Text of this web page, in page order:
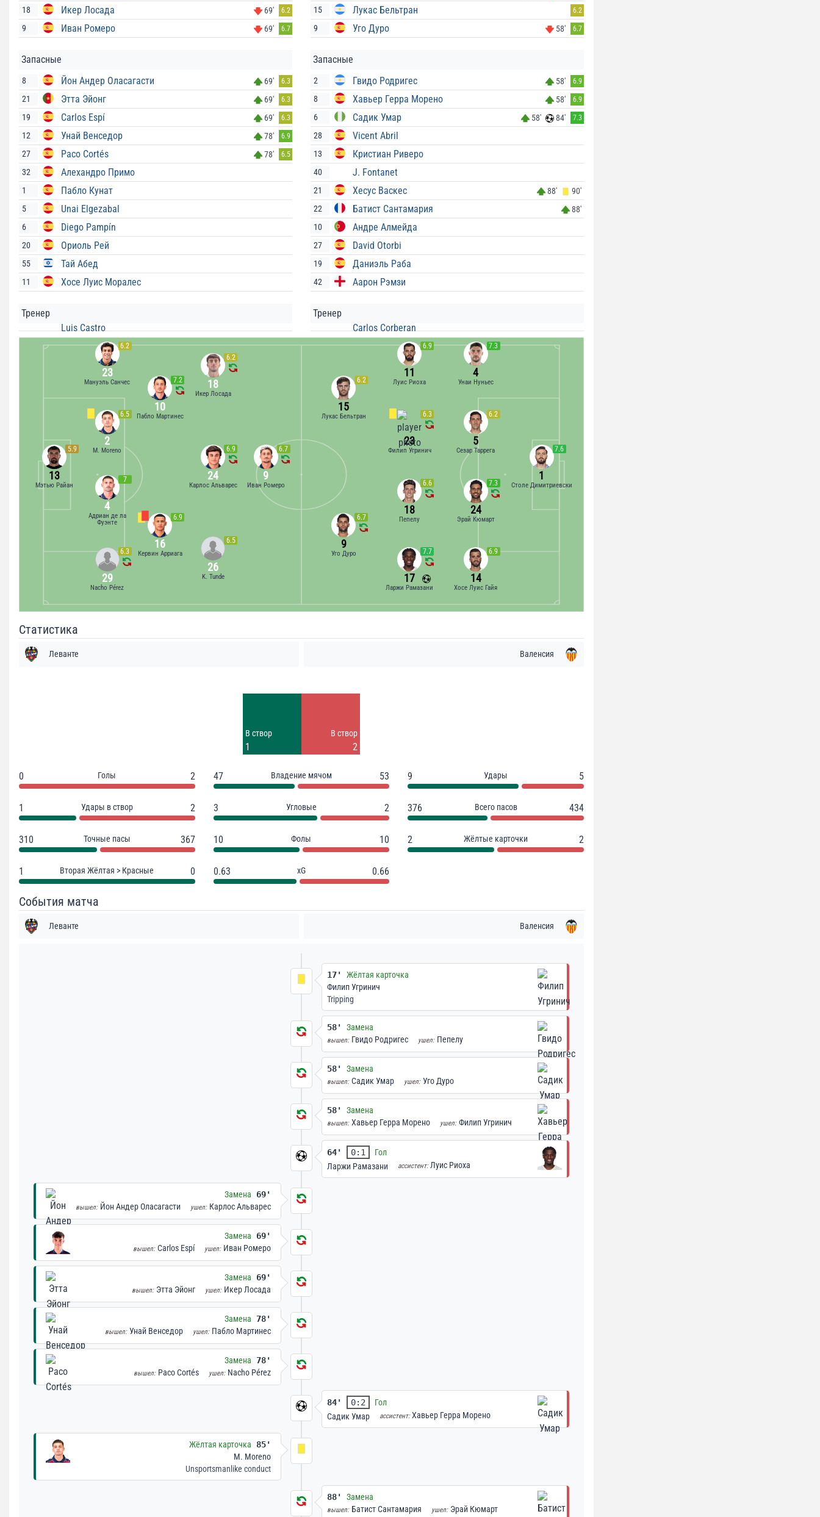
18 Икер Лосада 69' 6.2
9 Иван Ромеро 69' 6.7
Запасные
8 Йон Андер Оласагасти 69' 6.3
21 Этта Эйонг 69' 6.3
19 Carlos Espí 69' 6.3
12 Унай Венседор 78' 6.9
27 Paco Cortés 78' 6.5
32 Алехандро Примо
1 Пабло Кунат
5 Unai Elgezabal
6 Diego Pampín
20 Ориоль Рей
55 Тай Абед
11 Хосе Луис Моралес
Тренер
Luis Castro
15 Лукас Бельтран 6.2
9 Уго Дуро 58' 6.7
Запасные
2 Гвидо Родригес 58' 6.9
8 Хавьер Герра Морено 58' 6.9
6 Садик Умар 58' 84' 7.3
28 Vicent Abril
13 Кристиан Риверо
40 J. Fontanet
21 Хесус Васкес 88'
90'
22
Батист Сантамария
88'
10
Андре Алмейда
27 David Otorbi
19 Даниэль Раба
42 Аарон Рэмзи
Тренер
Carlos Corberan
5.9
13
Мэтью Райан
6.2
23
Мануэль Санчес
6.5
2
M. Moreno
7
4
Адриан де ла
Фуэнте
6.3
29
Nacho Pérez
7.2
10
Пабло Мартинес
6.9
16
Кервин Арриага
6.2
18
Икер Лосада
6.9
24
Карлос Альварес
6.5
26
K. Tunde
6.7
9
Иван Ромеро
7.6
1
Столе Димитриевски
6.9
14
Хосе Луис Гайя
7.3
24
Эрай Кюмарт
6.2
5
Сезар Таррега
7.3
4
Унаи Нуньес
7.7
17
Ларжи Рамазани
6.6
18
Пепелу
6.3
23
Филип Угринич
6.9
11
Луис Риоха
6.7
9
Уго Дуро
6.2
15
Лукас Бельтран
Статистика
Леванте Валенсия
В створ
1
В створ
2
0 Голы 2 47 Владение мячом 53 9 Удары 5
1 Удары в створ 2 3 Угловые 2 376 Всего пасов 434
310 Точные пасы 367 10 Фолы 10 2 Жёлтые карточки 2
1 Вторая Жёлтая > Красные 0 0.63 xG 0.66
События матча
Леванте Валенсия
17'
Жёлтая карточка
Филип Угринич
Tripping
58' Замена
вышел: Гвидо Родригес ушел: Пепелу
58' Замена
вышел: Садик Умар ушел: Уго Дуро
58' Замена
вышел: Хавьер Герра Морено ушел: Филип Угринич
64' 0:1
Гол
Ларжи Рамазани
ассистент: Луис Риоха
Замена 69'
вышел: Йон Андер Оласагасти ушел: Карлос Альварес
Замена 69'
вышел: Carlos Espí ушел: Иван Ромеро
Замена 69'
вышел: Этта Эйонг ушел: Икер Лосада
Замена 78'
вышел: Унай Венседор ушел: Пабло Мартинес
Замена 78'
вышел: Paco Cortés ушел: Nacho Pérez
84' 0:2
Гол
Садик Умар
ассистент:Хавьер Герра Морено
Жёлтая карточка
85'
M. Moreno
Unsportsmanlike conduct
88' Замена
вышел: Батист Сантамария ушел: Эрай Кюмарт